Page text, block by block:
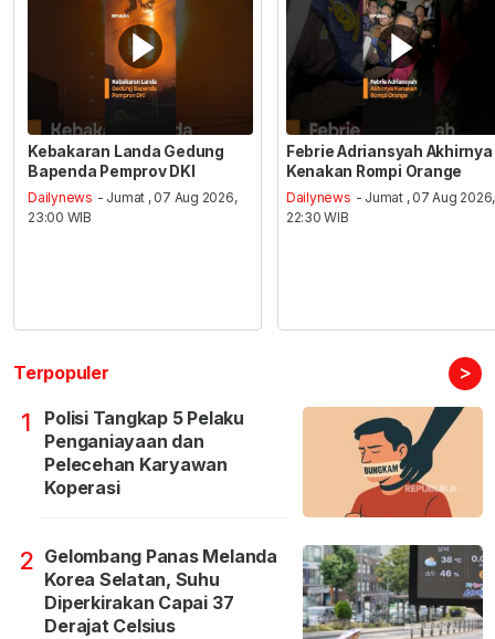
Kebakaran Landa Gedung
Bapenda Pemprov DKI
Dailynews - Jumat , 07 Aug 2026,
23:00 WIB
Febrie Adriansyah Akhirnya
Kenakan Rompi Orange
Dailynews - Jumat , 07 Aug 2026,
22:30 WIB
Terpopuler >
1
Polisi Tangkap 5 Pelaku
Penganiayaan dan
Pelecehan Karyawan
Koperasi
2 Gelombang Panas Melanda
Korea Selatan, Suhu
Diperkirakan Capai 37
Derajat Celsius